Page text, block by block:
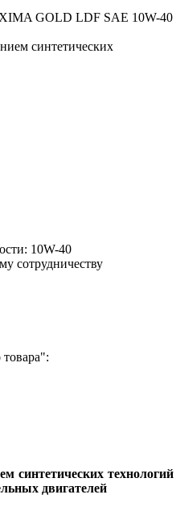
синтетических
10W-40
сотрудничеству
синтетических технологий
двигателей